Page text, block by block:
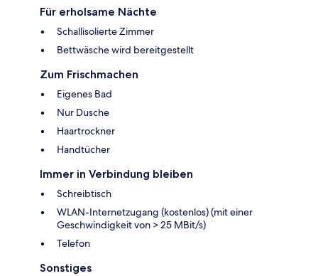
Für erholsame Nächte
Schallisolierte Zimmer
Bettwäsche wird bereitgestellt
Zum Frischmachen
Eigenes Bad
Nur Dusche
Haartrockner
Handtücher
Immer in Verbindung bleiben
Schreibtisch
WLAN-Internetzugang (kostenlos) (mit einer
Geschwindigkeit von > 25 MBit/s)
Telefon
Sonstiges